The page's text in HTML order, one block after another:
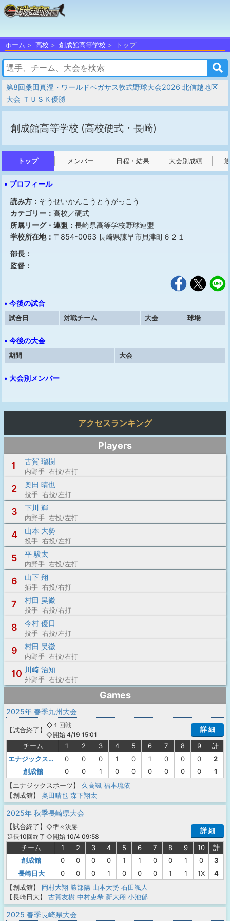
ホーム 高校 創成館高等学校 トップ
第8回桑田真澄・ワールドペガサス軟式野球大会2026 北信越地区
大会 ＴＵＳＫ優勝
創成館高等学校 (高校硬式・長崎)
トップ メンバー 日程・結果 大会別成績
• プロフィール
読み方： そうせいかんこうとうがっこう
カテゴリー： 高校／硬式
所属リーグ・連盟： 長崎県高等学校野球連盟
学校所在地： 〒854-0063 長崎県諫早市貝津町６２１
部長：
監督：
• 今後の試合
試合日
対戦チーム 大会 球場
• 今後の大会
期間
大会
• 大会別メンバー
アクセスランキング
Players
1
古賀 瑠樹
内野手 右投/右打
2 奥田 晴也
投手 右投/左打
3 下川 輝
内野手 右投/左打
4 山本 大勢
投手 右投/左打
5 平 駿太
内野手 右投/左打
6 山下 翔
捕手 右投/右打
7 村田 昊徽
投手 右投/右打
8 今村 優日
投手 右投/左打
9 村田 昊徽
内野手 右投/右打
10 川﨑 治知
外野手 右投/右打
Games
2025年 春季九州大会
【試合終了 】
◇１回戦
◇開始 4/19 15:01
詳 細
チーム 1 2 3 4 5 6 7 8 9
計
エナジックスポーツ
0 0 0 1 0 1 0 0 0
2
創成館
0 0 1 0 0 0 0 0 0
1
【エナジックスポーツ】
久高颯 福本琉依
【創成館】
奥田晴也 森下翔太
2025年 秋季長崎県大会
【試合終了 】
延長10回終了
◇準々決勝
◇開始 10/4 09:58
詳 細
チーム 1 2 3 4 5 6 7 8 9 10
計
創成館
0 0 0 0 1 1 0 0 1 0
3
長崎日大
0 0 0 1 0 0 0 1 1 1X
4
【創成館】
岡村大翔 勝部陽 山本大勢 石田颯人
【長崎日大】
古賀友樹 中村吏希 新大翔 小池郁
2025 春季長崎県大会